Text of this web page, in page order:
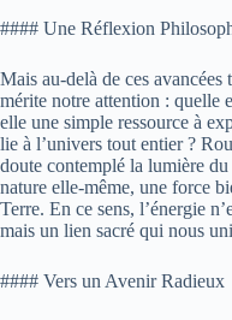
#### Une Réflexion
Mais au-delà de ces
mérite notre attention : quelle
elle une simple ressource à
lie à l’univers tout entier ?
doute contemplé la lumière
nature elle-même, une force
Terre. En ce sens, l’énergie
mais un lien sacré qui nous
#### Vers un Avenir Radieux